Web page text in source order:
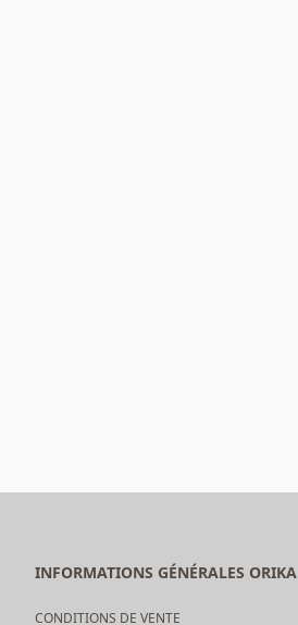
INFORMATIONS GÉNÉRALES ORIKA
CONDITIONS DE VENTE